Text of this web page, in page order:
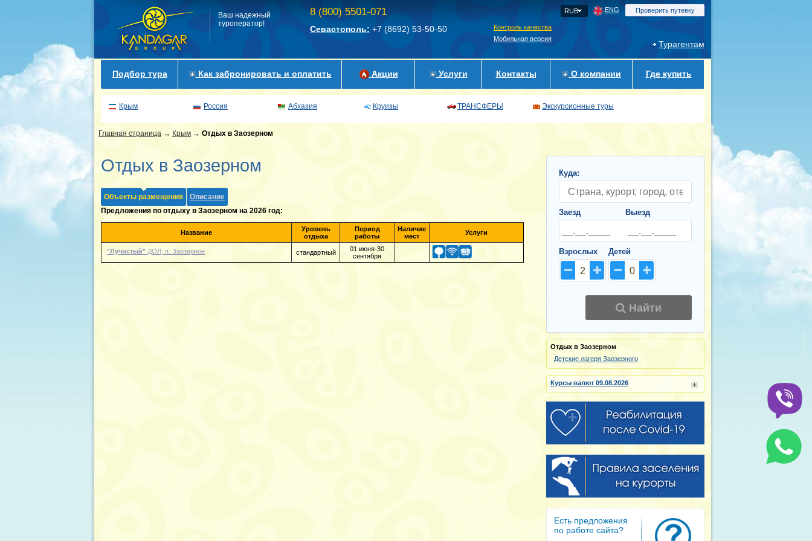
Ваш надежный
туроператор!
8 (800) 5501-071
Севастополь: +7 (8692) 53-50-50
Контроль качества
Мобильная версия
RUB ENG Проверить путевку
Турагентам
Подбор тура Как забронировать и оплатить Акции Услуги Контакты О компании Где купить
Крым Россия Абхазия Круизы ТРАНСФЕРЫ Экскурсионные туры
Главная страница → Крым → Отдых в Заозерном
Отдых в Заозерном
Объекты размещения
Описание
Предложения по отдыху в Заозерном на 2026 год:
Название
Уровень
отдыха
Период
работы
Наличие
мест
Услуги
"Лучистый" ДОЛ, п. Заозерное стандартный
01 июня-30
сентября
Куда:
Заезд Выезд
Взрослых
2
Детей
0
Найти
Отдых в Заозерном
Детские лагеря Заозерного
Курсы валют 09.08.2026
Есть предложения
по работе сайта?